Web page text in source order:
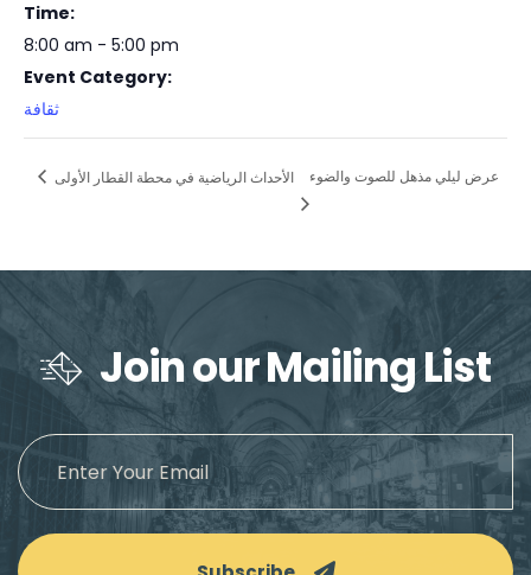
Time:
8:00 am - 5:00 pm
Event Category:
ثقافة
الأحداث الرياضية في محطة القطار الأولى عرض ليلي مذهل للصوت والضوء
Join our Mailing List